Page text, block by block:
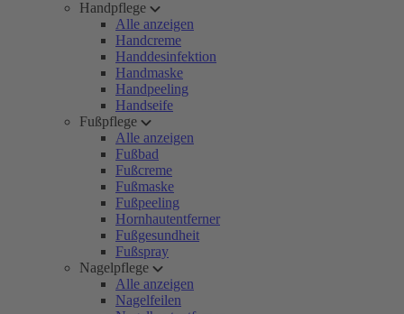
Handpflege
Alle anzeigen
Handcreme
Handdesinfektion
Handmaske
Handpeeling
Handseife
Fußpflege
Alle anzeigen
Fußbad
Fußcreme
Fußmaske
Fußpeeling
Hornhautentferner
Fußgesundheit
Fußspray
Nagelpflege
Alle anzeigen
Nagelfeilen